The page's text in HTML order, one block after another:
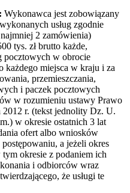
Wykonawca jest zobowiązany
usług zgodnie
2 zamówienia)
tys. zł brutto każde,
pocztowych w obrocie
każdego miejsca w kraju i za
przemieszczania,
i paczek pocztowych
w rozumieniu ustawy Prawo
2012 r. (tekst jednolity Dz. U.
w okresie ostatnich 3 lat
ofert albo wniosków
a jeżeli okres
tym okresie z podaniem ich
i odbiorców wraz
że usługi te